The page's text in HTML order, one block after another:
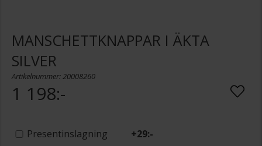
MANSCHETTKNAPPAR I ÄKTA
SILVER
Artikelnummer: 20008260
1 198:-
Presentinslagning +29:-